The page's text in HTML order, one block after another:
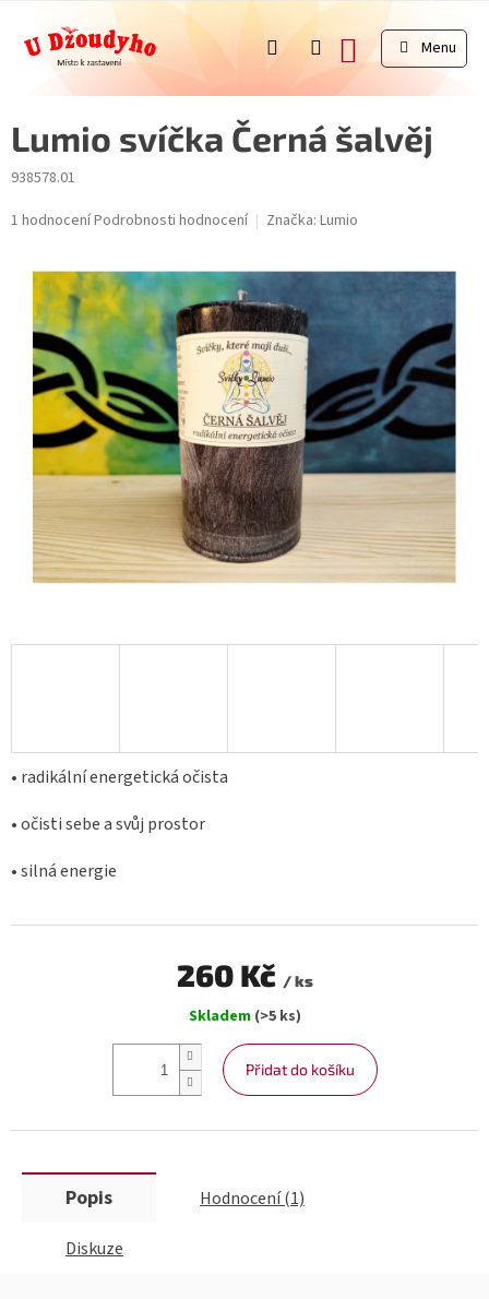
obsah
NÁKUPNÍ
KOŠÍK
Lumio svíčka Černá šalvěj
938578.01
Průměrné
hvězdiček.
1 hodnoceníPodrobnosti hodnocení Značka: Lumio
• radikální energetická očista
• očisti sebe a svůj prostor
• silná energie
260 Kč / ks
cena:
Skladem (>5 ks)
Přidat do košíku
Popis Hodnocení (1)
Diskuze